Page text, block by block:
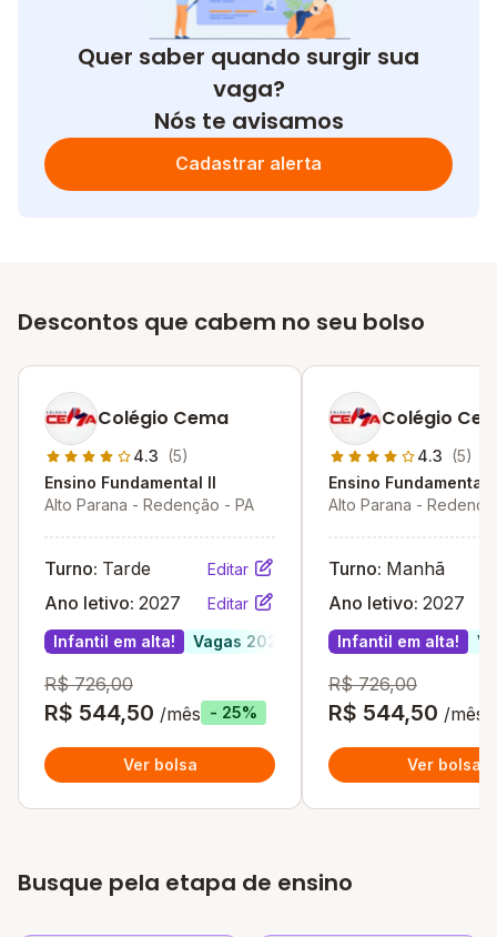
Quer saber quando surgir sua
vaga?
Nós te avisamos
Cadastrar alerta
Descontos que cabem no seu bolso
Colégio Cema
4.3 (5)
Ensino Fundamental II
Alto Parana - Redenção - PA
Turno: Tarde Editar
Ano letivo: 2027
Editar
Infantil em alta!
Vagas 2027
R$ 726,00
R$ 544,50 /mês - 25%
Ver bolsa
Colégio
4.3 (5)
Ensino Fundamental
Alto Parana -
Turno: Manhã
Ano letivo: 2027
Infantil em alta!
R$ 726,00
R$ 544,50 /mês
Ver bolsa
Busque pela etapa de ensino